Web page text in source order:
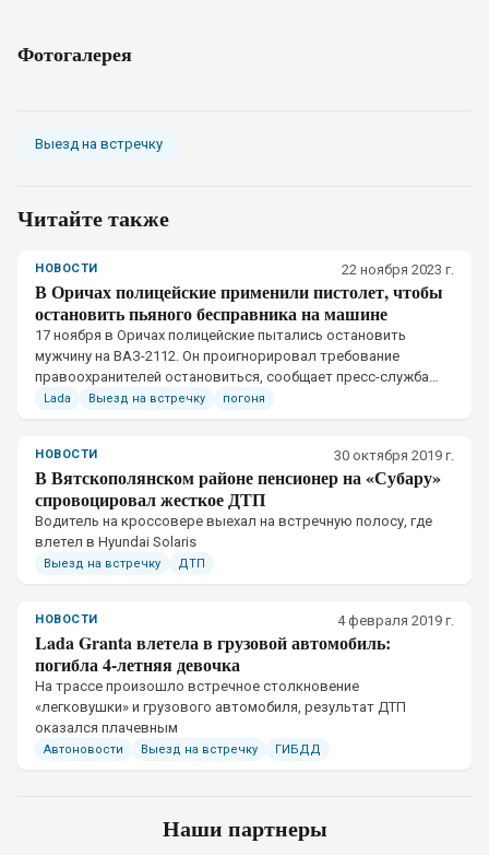
Фотогалерея
Выезд на встречку
Читайте также
НОВОСТИ 22 ноября 2023 г.
В Оричах полицейские применили пистолет, чтобы
остановить пьяного бесправника на машине
17 ноября в Оричах полицейские пытались остановить
мужчину на ВАЗ-2112. Он проигнорировал требование
правоохранителей остановиться, сообщает пресс-служба
УМВД по Кировской области.
Lada Выезд на встречку погоня
НОВОСТИ 30 октября 2019 г.
В Вятскополянском районе пенсионер на «Субару»
спровоцировал жесткое ДТП
​Водитель на кроссовере выехал на встречную полосу, где
влетел в Hyundai Solaris
Выезд на встречку ДТП
НОВОСТИ 4 февраля 2019 г.
Lada Granta влетела в грузовой автомобиль:
погибла 4-летняя девочка
​На трассе произошло встречное столкновение
«легковушки» и грузового автомобиля, результат ДТП
оказался плачевным
Автоновости Выезд на встречку ГИБДД
Наши партнеры